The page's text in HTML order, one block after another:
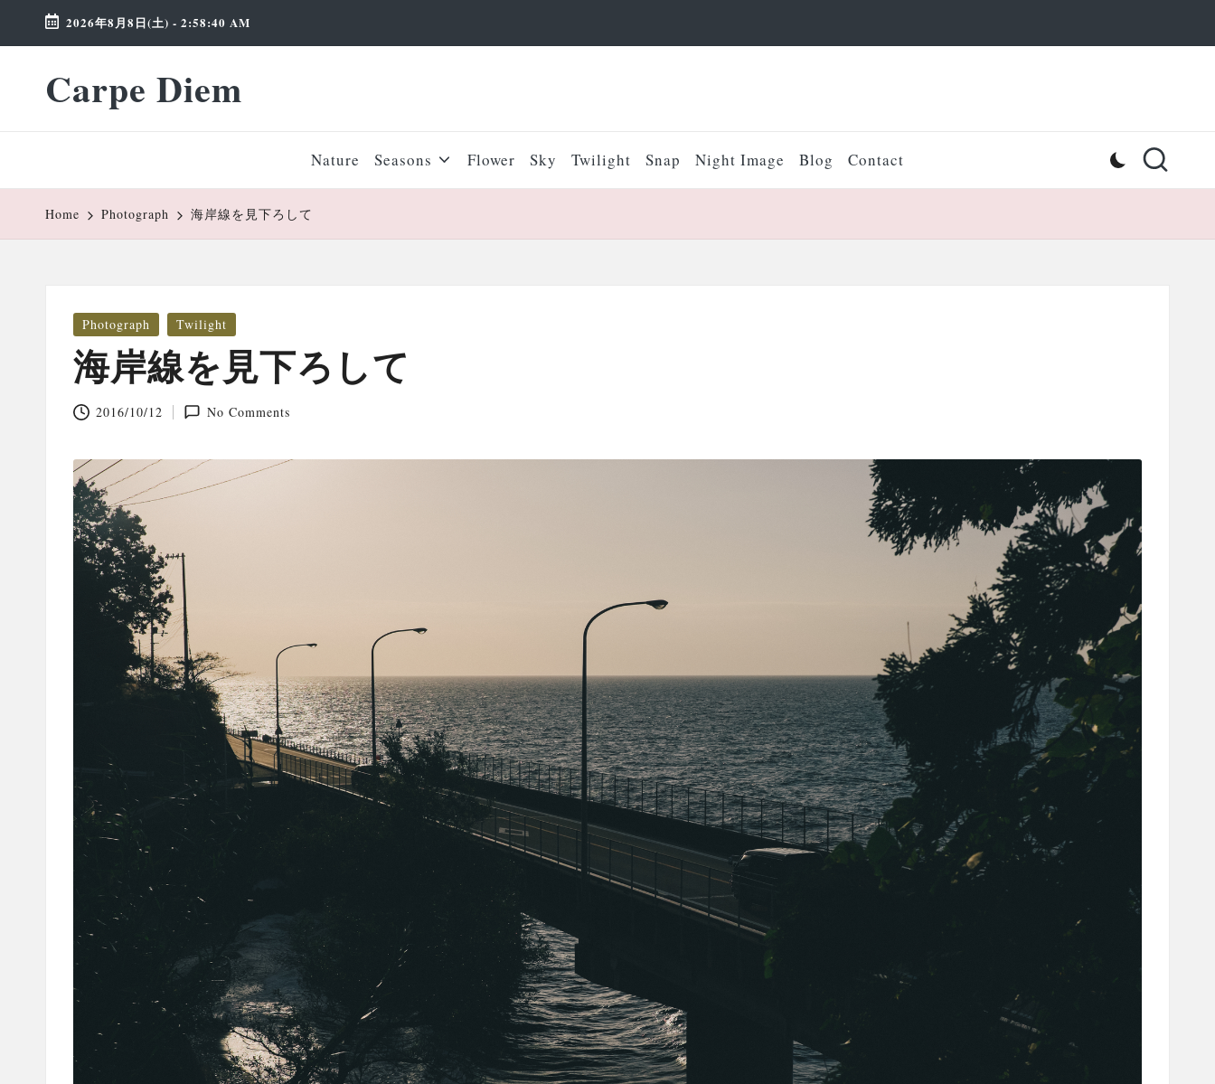
Skip
content
2026年8月8日(土) - 2:58:41 AM
Carpe Diem
Weekend
Wonderland
Nature Seasons Flower Sky Twilight Snap Night Image Blog Contact
Home Photograph 海岸線を見下ろして
Posted
in
Photograph Twilight
海岸線を見下ろして
2016/10/12 No Comments